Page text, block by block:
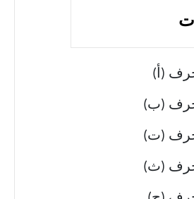
(أ)
(ب)
(ت)
(ث)